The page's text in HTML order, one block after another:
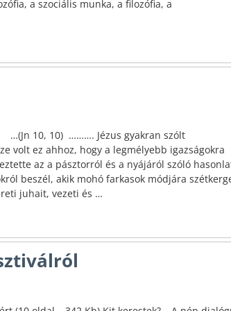
a szociális munka, a filozófia, a
10, 10) ………. Jézus gyakran szólt
volt ez ahhoz, hogy a legmélyebb igazságokra
az a pásztorról és a nyájáról szóló
beszél, akik mohó farkasok módjára
juhait, vezeti és …